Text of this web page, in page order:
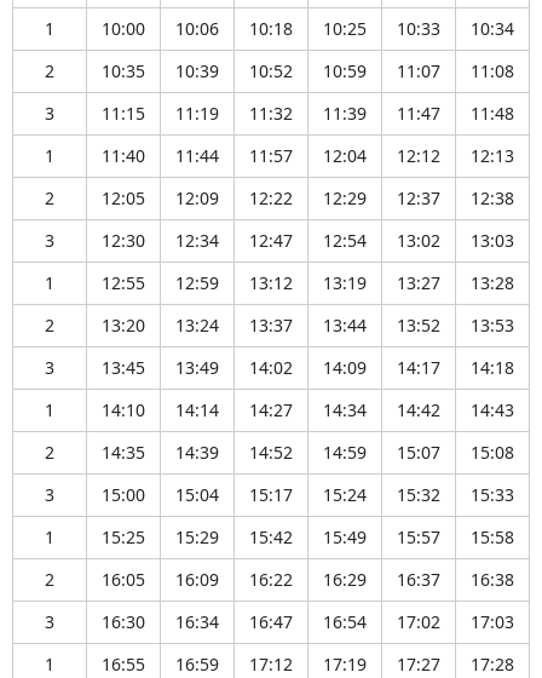
1
10:00 10:06 10:18 10:25 10:33
10:34
2
10:35 10:39 10:52 10:59 11:07
11:08
3
11:15 11:19 11:32 11:39 11:47
11:48
1
11:40 11:44 11:57 12:04 12:12
12:13
2
12:05 12:09 12:22 12:29 12:37
12:38
3
12:30 12:34 12:47 12:54 13:02
13:03
1
12:55 12:59 13:12 13:19 13:27
13:28
2
13:20 13:24 13:37 13:44 13:52
13:53
3
13:45 13:49 14:02 14:09 14:17
14:18
1
14:10 14:14 14:27 14:34 14:42
14:43
2
14:35 14:39 14:52 14:59 15:07
15:08
3
15:00 15:04 15:17 15:24 15:32
15:33
1
15:25 15:29 15:42 15:49 15:57
15:58
2
16:05 16:09 16:22 16:29 16:37
16:38
3
16:30 16:34 16:47 16:54 17:02
17:03
1
16:55 16:59 17:12 17:19 17:27
17:28